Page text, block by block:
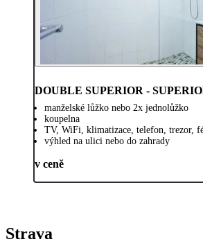
DOUBLE SUPERIOR -
manželské lůžko nebo 2x jednolůžko
koupelna
TV, WiFi, klimatizace, telefon, trezor,
výhled na ulici nebo do zahrady
v ceně
Strava